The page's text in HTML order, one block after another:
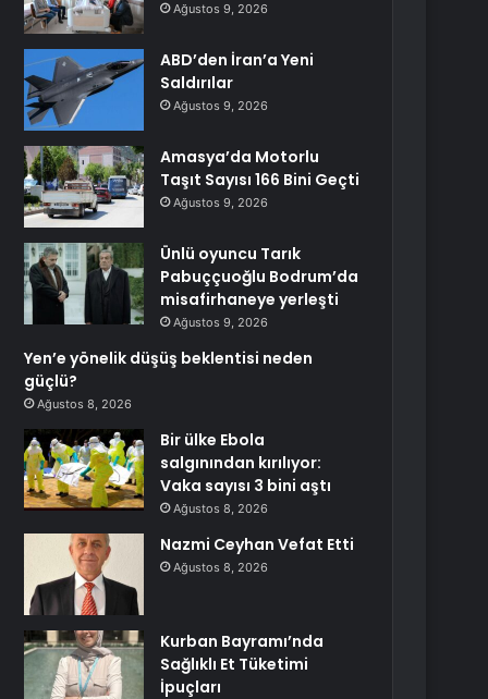
Ağustos 9, 2026
ABD’den İran’a Yeni
Saldırılar
Ağustos 9, 2026
Amasya’da Motorlu
Taşıt Sayısı 166 Bini Geçti
Ağustos 9, 2026
Ünlü oyuncu Tarık
Pabuççuoğlu Bodrum’da
misafirhaneye yerleşti
Ağustos 9, 2026
Yen’e yönelik düşüş beklentisi neden
güçlü?
Ağustos 8, 2026
Bir ülke Ebola
salgınından kırılıyor:
Vaka sayısı 3 bini aştı
Ağustos 8, 2026
Nazmi Ceyhan Vefat Etti
Ağustos 8, 2026
Kurban Bayramı’nda
Sağlıklı Et Tüketimi
İpuçları